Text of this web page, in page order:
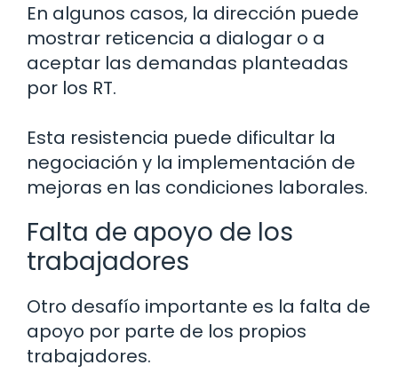
En algunos casos, la dirección puede
mostrar reticencia a dialogar o a
aceptar las demandas planteadas
por los RT.
Esta resistencia puede dificultar la
negociación y la implementación de
mejoras en las condiciones laborales.
Falta de apoyo de los
trabajadores
Otro desafío importante es la falta de
apoyo por parte de los propios
trabajadores.